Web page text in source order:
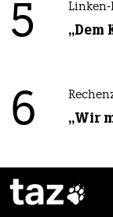
5 Linken-
„Dem
6 „Wir
taz